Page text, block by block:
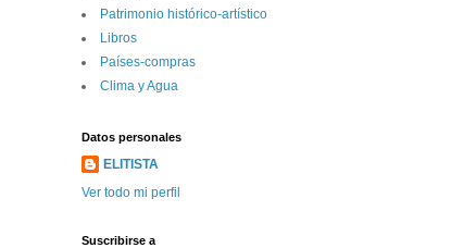
Patrimonio histórico-artí­stico
Libros
Paí­ses-compras
Clima y Agua
Datos personales
ELITISTA
Ver todo mi perfil
Suscribirse a